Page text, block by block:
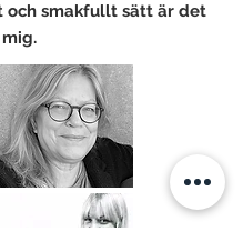
och smakfullt sätt är det